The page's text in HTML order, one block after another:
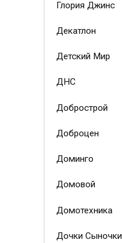
Глория Джинс
Декатлон
Детский Мир
ДНС
Добрострой
Доброцен
Доминго
Домовой
Домотехника
Дочки Сыночки